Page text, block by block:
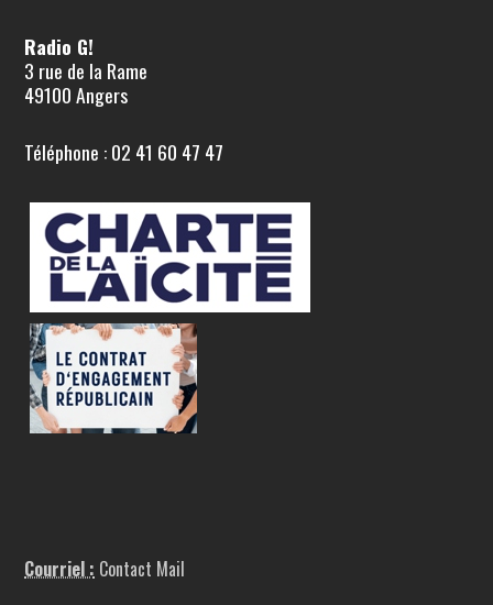
Radio G!
3 rue de la Rame
49100 Angers
Téléphone : 02 41 60 47 47
Courriel : Contact Mail